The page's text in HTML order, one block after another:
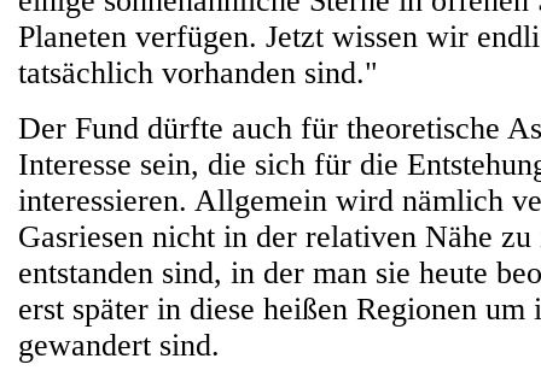
Planeten verfügen. Jetzt wissen wir
tatsächlich vorhanden sind."
Der Fund dürfte auch für theoretische
Interesse sein, die sich für die
interessieren. Allgemein wird nämlich
Gasriesen nicht in der relativen Nähe
entstanden sind, in der man sie heute
erst später in diese heißen Regionen um
gewandert sind.